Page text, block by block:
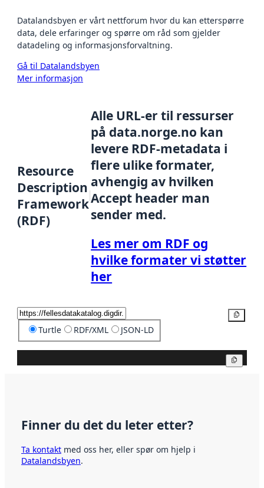
Datalandsbyen er vårt nettforum hvor du kan etterspørre
data, dele erfaringer og spørre om råd som gjelder
datadeling og informasjonsforvaltning.
Gå til Datalandsbyen
Mer informasjon
Resource
Description
Framework
(RDF)
Alle URL-er til ressurser
på data.norge.no kan
levere RDF-metadata i
flere ulike formater,
avhengig av hvilken
Accept header man
sender med.
Les mer om RDF og
hvilke formater vi støtter
her
Turtle RDF/XML JSON-LD
Finner du det du leter etter?
Ta kontakt med oss her, eller spør om hjelp i
Datalandsbyen.